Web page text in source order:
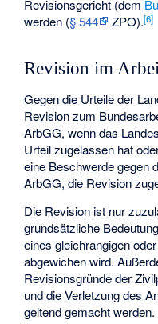
Revisionsgericht (dem
werden (§ 544 ZPO).[6]
Revision im
Gegen die Urteile der
Revision zum
ArbGG, wenn das
Urteil zugelassen hat
eine Beschwerde gegen
ArbGG, die Revision
Die Revision ist nur
grundsätzliche
eines gleichrangigen
abgewichen wird.
Revisionsgründe der
und die Verletzung des
geltend gemacht werden.